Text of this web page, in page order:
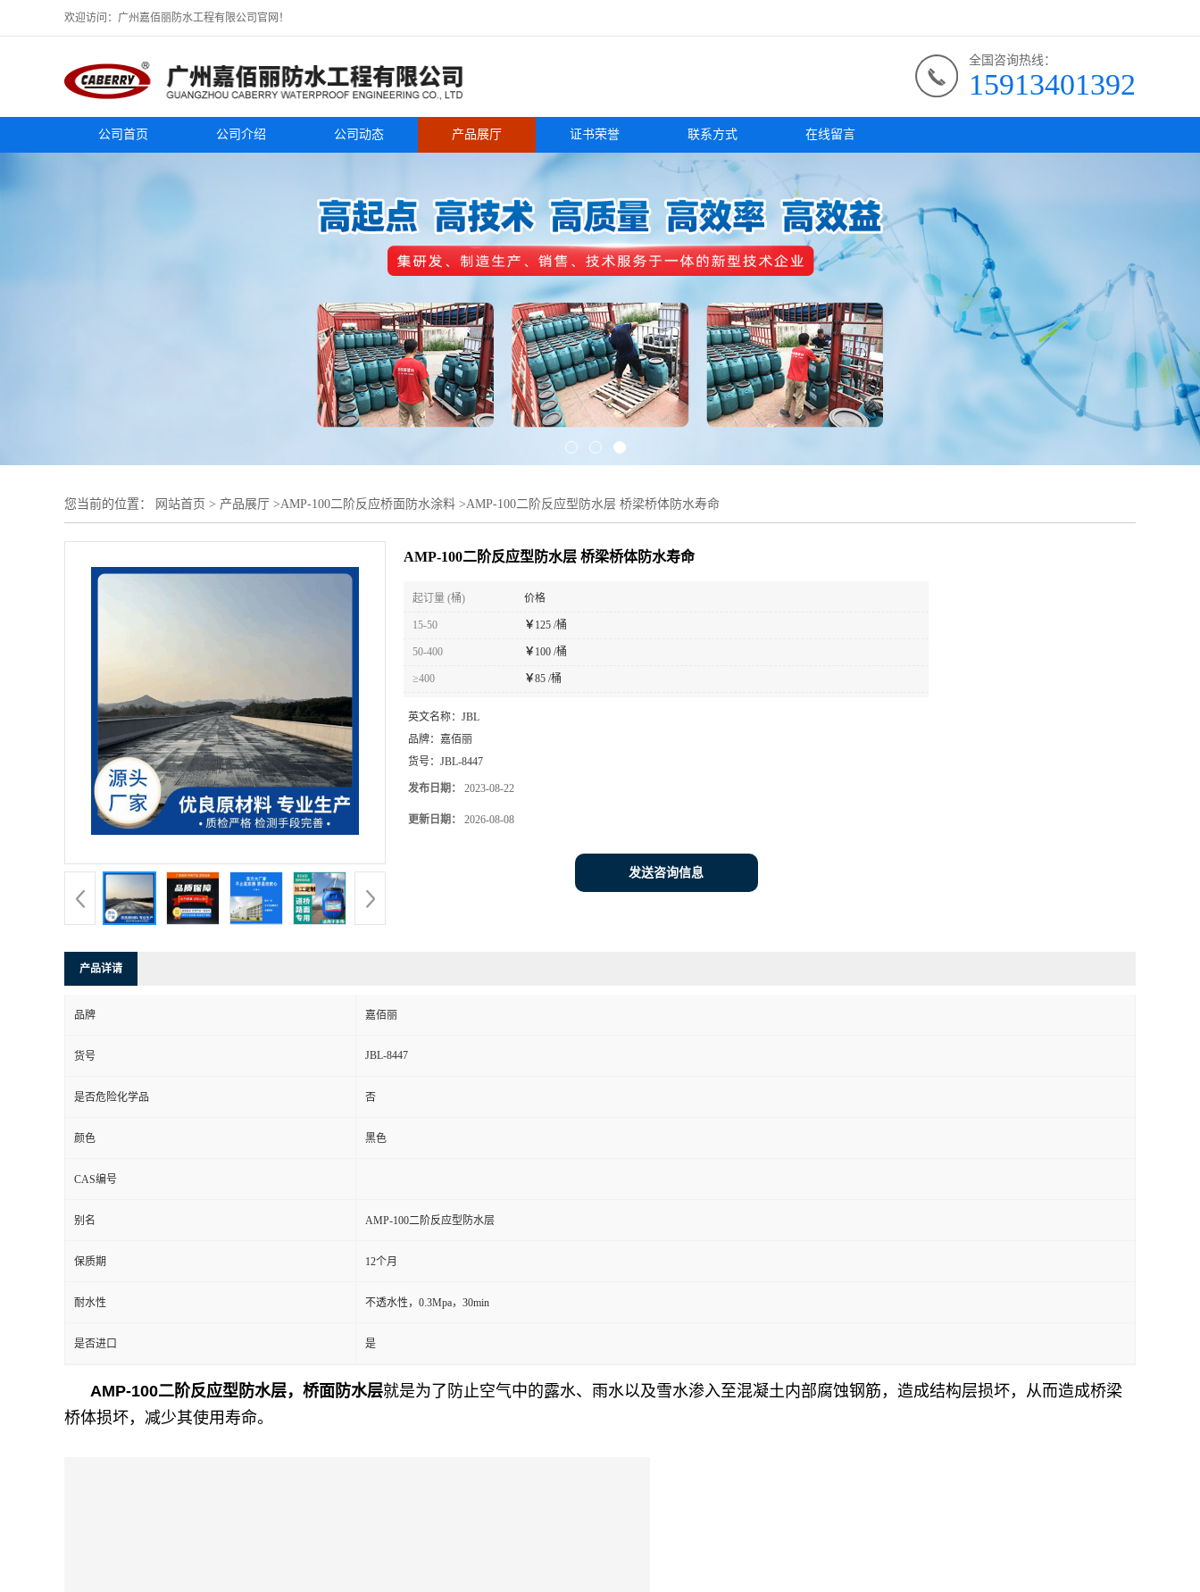
欢迎访问：广州嘉佰丽防水工程有限公司官网！
全国咨询热线：
15913401392
公司首页 公司介绍 公司动态 产品展厅 证书荣誉 联系方式 在线留言
您当前的位置： 网站首页 > 产品展厅 >AMP-100二阶反应桥面防水涂料 >AMP-100二阶反应型防水层 桥梁桥体防水寿命
AMP-100二阶反应型防水层 桥梁桥体防水寿命
起订量 (桶) 价格
15-50 ￥ 125 /桶
50-400 ￥ 100 /桶
≥400 ￥85 /桶
英文名称： JBL
品牌： 嘉佰丽
货号： JBL-8447
发布日期： 2023-08-22
更新日期： 2026-08-08
发送咨询信息
产品详请
品牌 嘉佰丽
货号 JBL-8447
是否危险化学品 否
颜色 黑色
CAS编号
别名 AMP-100二阶反应型防水层
保质期 12个月
耐水性 不透水性，0.3Mpa，30min
是否进口 是
AMP-100二阶反应型防水层， 桥面防水层就是为了防止空气中的露水、雨水以及雪水渗入至混凝土内部腐蚀钢筋，造成结构层损坏，从而造成桥梁
桥体损坏，减少其使用寿命。